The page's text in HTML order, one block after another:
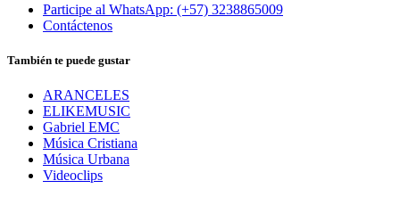
Participe al WhatsApp: (+57) 3238865009
Contáctenos
También te puede gustar
ARANCELES
ELIKEMUSIC
Gabriel EMC
Música Cristiana
Música Urbana
Videoclips